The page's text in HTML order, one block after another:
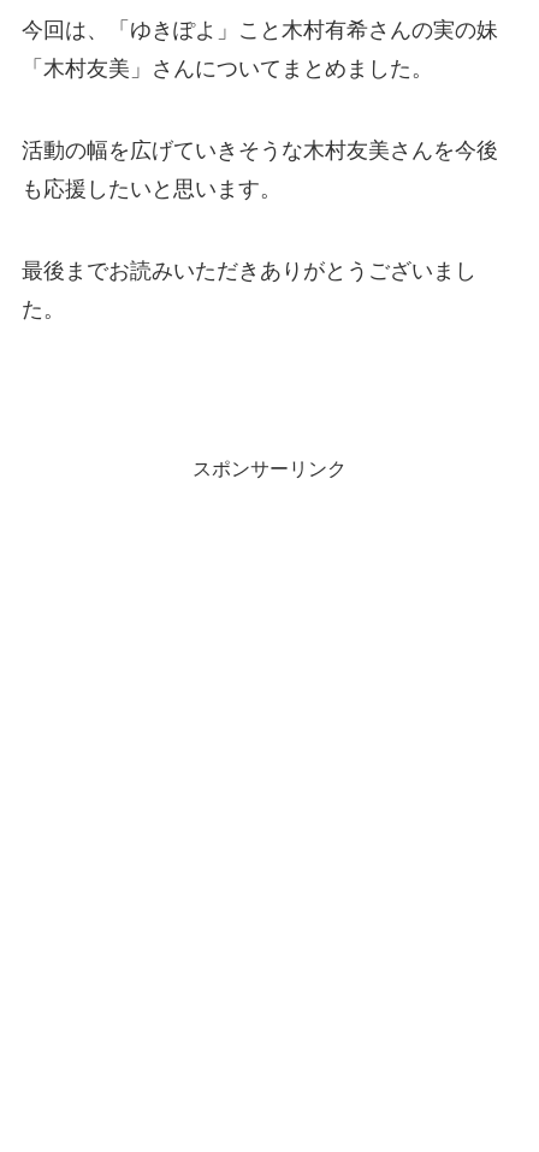
今回は、「ゆきぽよ」こと木村有希さんの実の妹
「木村友美」さんについてまとめました。
活動の幅を広げていきそうな木村友美さんを今後
も応援したいと思います。
最後までお読みいただきありがとうございまし
た。
スポンサーリンク